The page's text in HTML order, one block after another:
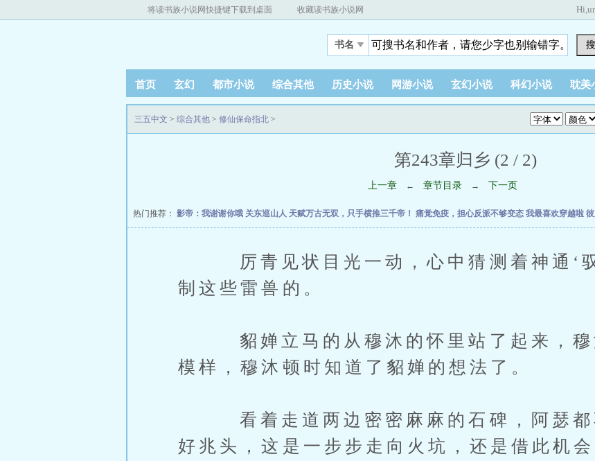
将读书族小说网快捷键下载到桌面 收藏读书族小说网 Hi,
书名
首页 玄幻 都市小说 综合其他 历史小说 网游小说 玄幻小说 科幻小说 耽美
三五中文 > 综合其他 > 修仙保命指北 >
第243章归乡 (2 / 2)
上一章 ← 章节目录 → 下一页
热门推荐： 影帝：我谢谢你哦 关东巡山人 天赋万古无双，只手横推三千帝！ 痛觉免疫，担心反派不够变态 我最喜欢穿越啦
厉青见状目光一动，心中猜测着神通‘驭
制这些雷兽的。
貂婵立马的从穆沐的怀里站了起来，穆
模样，穆沐顿时知道了貂婵的想法了。
看着走道两边密密麻麻的石碑，阿瑟都
好兆头，这是一步步走向火坑，还是借此机